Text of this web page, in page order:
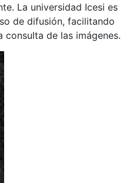
La universidad Icesi es
de difusión, facilitando
de las imágenes.